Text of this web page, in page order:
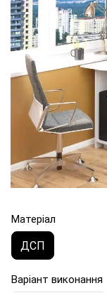
Матеріал
ДСП
Варіант виконання